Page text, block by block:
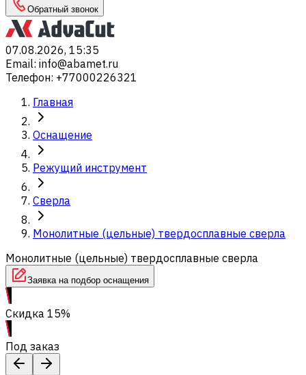
Обратный звонок
07.08.2026, 15:35
Email: info@abamet.ru
Телефон: +77000226321
Главная
Оснащение
Режущий инструмент
Сверла
Монолитные (цельные) твердосплавные сверла
Монолитные (цельные) твердосплавные сверла
Заявка на подбор оснащения
Скидка 15%
Под заказ